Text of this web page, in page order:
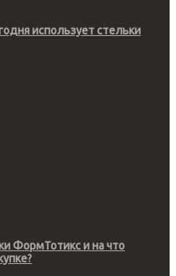
использует стельки
ФормТотикс и на что